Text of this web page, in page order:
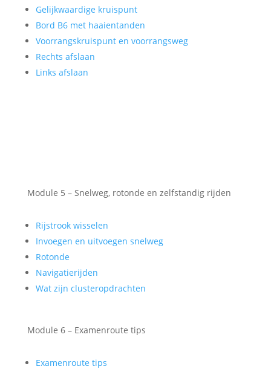
Gelijkwaardige kruispunt
Bord B6 met haaientanden
Voorrangskruispunt en voorrangsweg
Rechts afslaan
Links afslaan
Module 5 – Snelweg, rotonde en zelfstandig rijden
Rijstrook wisselen
Invoegen en uitvoegen snelweg
Rotonde
Navigatierijden
Wat zijn clusteropdrachten
Module 6 – Examenroute tips
Examenroute tips